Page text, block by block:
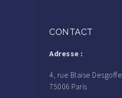
CONTACT
Adresse :
4, rue Blaise Desgoffe
75006 Paris